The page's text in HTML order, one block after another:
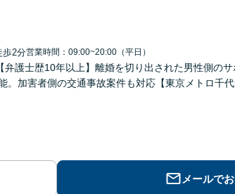
歩2分営業時間：09:00~20:00（平日）
弁護士歴10年以上】離婚を切り出された男性側の
。加害者側の交通事故案件も対応【東京メトロ千
メールで